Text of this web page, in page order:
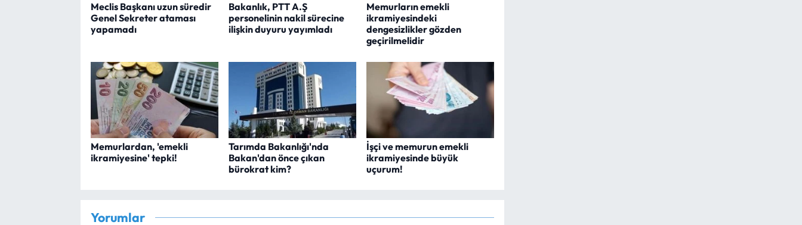
Meclis Başkanı uzun süredir
Genel Sekreter ataması
yapamadı
Bakanlık, PTT A.Ş
personelinin nakil sürecine
ilişkin duyuru yayımladı
Memurların emekli
ikramiyesindeki
dengesizlikler gözden
geçirilmelidir
Memurlardan, 'emekli
ikramiyesine' tepki!
Tarımda Bakanlığı'nda
Bakan'dan önce çıkan
bürokrat kim?
İşçi ve memurun emekli
ikramiyesinde büyük
uçurum!
Yorumlar